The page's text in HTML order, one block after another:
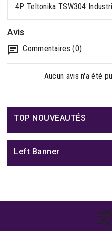
4P Teltonika TSW304
Avis
Commentaires (0)
Aucun avis n'a été
TOP NOUVEAUTÉS
Left Banner